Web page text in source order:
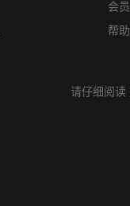
会
帮助
请仔细阅读